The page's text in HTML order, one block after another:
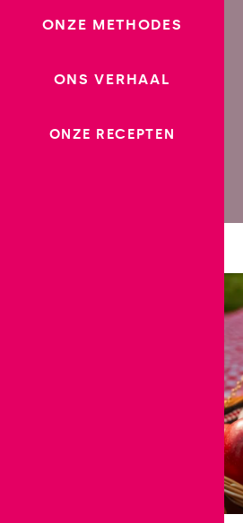
ONZE METHODES
ONS VERHAAL
ONZE RECEPTEN